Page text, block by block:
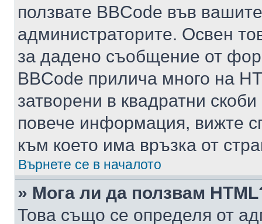
ползвате BBCode във
администраторите. Освен
за дадено съобщение от
BBCode прилича много на
затворени в квадратни
повече информация, вижте
към което има връзка от
Върнете се в началото
» Мога ли да ползвам
Това също се определя от